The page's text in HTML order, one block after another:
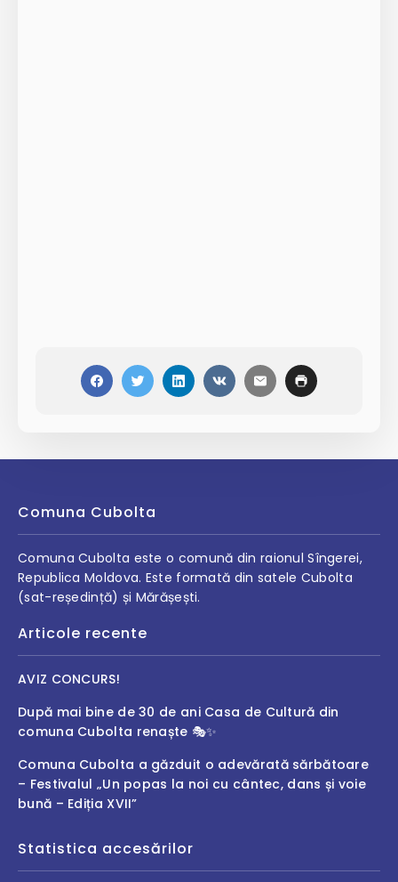
Comuna Cubolta
Comuna Cubolta este o comună din raionul Sîngerei,
Republica Moldova. Este formată din satele Cubolta
(sat-reședință) și Mărășești.
Articole recente
AVIZ CONCURS!
După mai bine de 30 de ani Casa de Cultură din
comuna Cubolta renaște 🎭✨
Comuna Cubolta a găzduit o adevărată sărbătoare
– Festivalul „Un popas la noi cu cântec, dans și voie
bună – Ediția XVII”
Statistica accesărilor